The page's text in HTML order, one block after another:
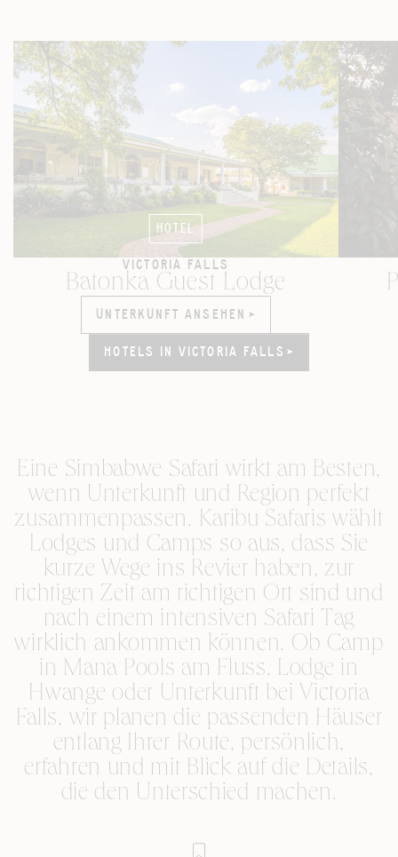
HOTEL
VICTORIA FALLS
Batonka Guest Lodge
UNTERKUNFT ANSEHEN
UNTERKUNFT ANSEHEN
HOTELS IN VICTORIA FALLS
HOTELS IN VICTORIA FALLS
Eine Simbabwe Safari wirkt am Besten,
wenn Unterkunft und Region perfekt
zusammenpassen. Karibu Safaris wählt
Lodges und Camps so aus, dass Sie
kurze Wege ins Revier haben, zur
richtigen Zeit am richtigen Ort sind und
nach einem intensiven Safari Tag
wirklich ankommen können. Ob Camp
in Mana Pools am Fluss, Lodge in
Hwange oder Unterkunft bei Victoria
Falls, wir planen die passenden Häuser
entlang Ihrer Route, persönlich,
erfahren und mit Blick auf die Details,
die den Unterschied machen.